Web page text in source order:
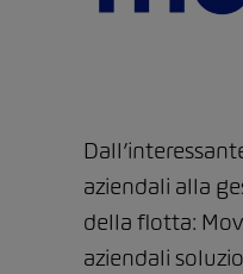
aziendali alla
della flotta:
aziendali